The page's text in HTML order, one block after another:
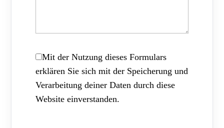
Mit der Nutzung dieses Formulars
erklären Sie sich mit der Speicherung und
Verarbeitung deiner Daten durch diese
Website einverstanden.